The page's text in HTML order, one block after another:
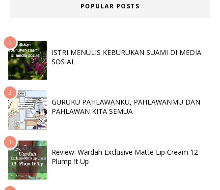
POPULAR POSTS
ISTRI MENULIS KEBURUKAN SUAMI DI MEDIA
SOSIAL
GURUKU PAHLAWANKU, PAHLAWANMU DAN
PAHLAWAN KITA SEMUA
Review: Wardah Exclusive Matte Lip Cream 12
Plump It Up